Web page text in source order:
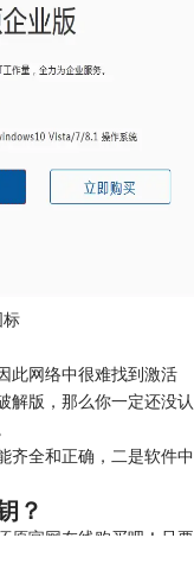
标
此网络中很难找到激活
解版，那么你一定还没认
齐全和正确，二是软件中
？
原官网在线购买吧！只要
激活码的邮件哦！收到